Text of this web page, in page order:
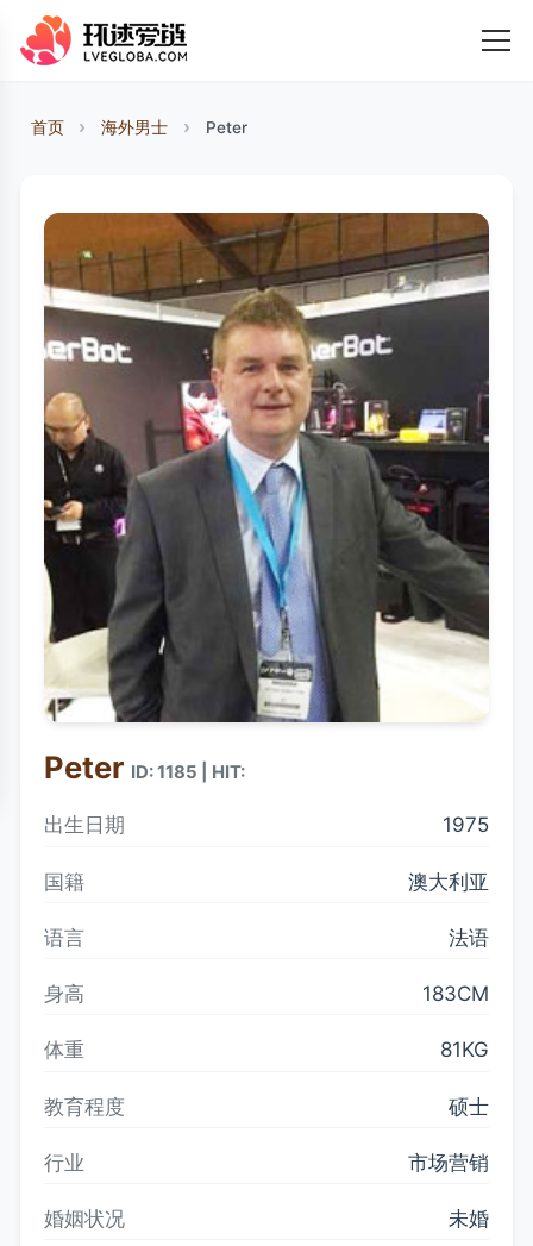
首页 海外男士 Peter
Peter ID: 1185 | HIT:
出生日期 1975
国籍 澳大利亚
语言 法语
身高 183CM
体重 81KG
教育程度 硕士
行业 市场营销
婚姻状况 未婚